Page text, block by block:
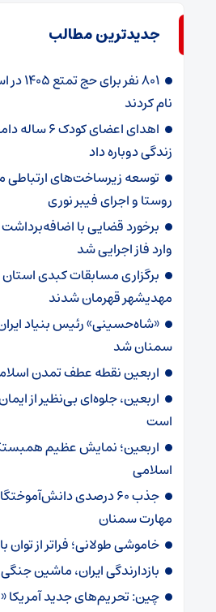
جدیدترین مطالب
۸۰۱
نام کردند
زندگی دوباره داد
روستا و اجرای فیبر نوری
برخورد قضایی با
وارد فاز اجرایی شد
برگزاری مسابقات کبدی
مهدیشهر قهرمان شدند
«شاه‌حسینی» رئیس بنیاد
سمنان شد
اربعین نقطه عطف تمدن
اربعین، جلوه‌ای بی‌نظیر از
است
اربعین؛ نمایش عظیم
اسلامی
جذب ۶۰ درصدی
مهارت سمنان
خاموشی طولانی؛ فراتر از
بازدارندگی ایران، ماشین
چین: تحریم‌های جدید آمریکا